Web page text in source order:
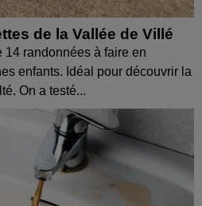
de la Vallée de Villé
14 randonnées à faire en
enfants. Idéal pour découvrir la
On a testé...